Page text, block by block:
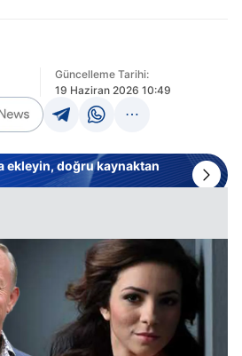
Güncelleme Tarihi:
19 Haziran 2026 10:49
ekleyin, doğru kaynaktan